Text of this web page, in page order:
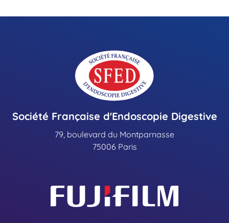
Société Française d'Endoscopie Digestive
79, boulevard du Montparnasse
75006 Paris